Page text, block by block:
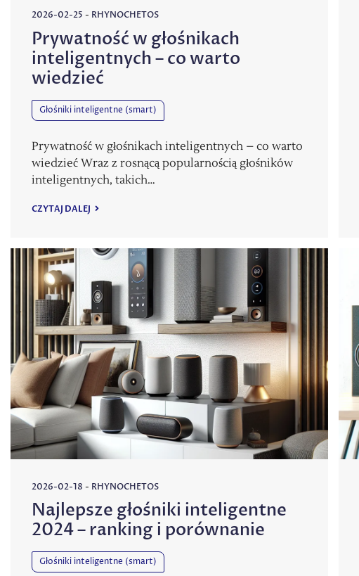
2026-02-25 - RHYNOCHETOS
Prywatność w głośnikach
inteligentnych – co warto
wiedzieć
Głośniki inteligentne (smart)
Prywatność w głośnikach inteligentnych – co warto
wiedzieć Wraz z rosnącą popularnością głośników
inteligentnych, takich…
CZYTAJ DALEJ
2026-02-18 - RHYNOCHETOS
Najlepsze głośniki inteligentne
2024 – ranking i porównanie
Głośniki inteligentne (smart)